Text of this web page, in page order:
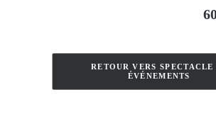
RETOUR VERS SPECTACLE
ÉVÉNEMENTS